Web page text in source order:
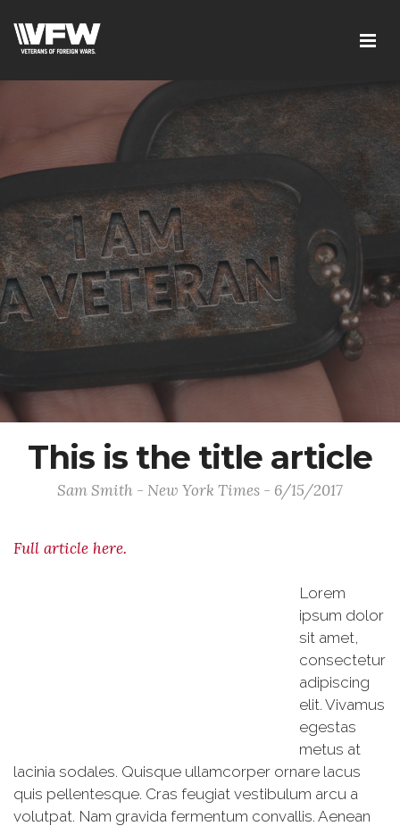
This is the title article
Sam Smith - New York Times - 6/15/2017
Full article here.
Lorem
ipsum dolor
sit amet,
consectetur
adipiscing
elit. Vivamus
egestas
metus at
lacinia sodales. Quisque ullamcorper ornare lacus
quis pellentesque. Cras feugiat vestibulum arcu a
volutpat. Nam gravida fermentum convallis. Aenean